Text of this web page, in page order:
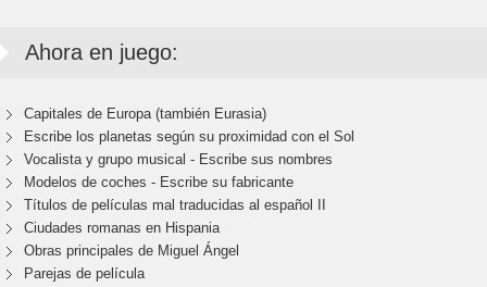
Ahora en juego:
Capitales de Europa (también Eurasia)
Escribe los planetas según su proximidad con el Sol
Vocalista y grupo musical - Escribe sus nombres
Modelos de coches - Escribe su fabricante
Títulos de películas mal traducidas al español II
Ciudades romanas en Hispania
Obras principales de Miguel Ángel
Parejas de película